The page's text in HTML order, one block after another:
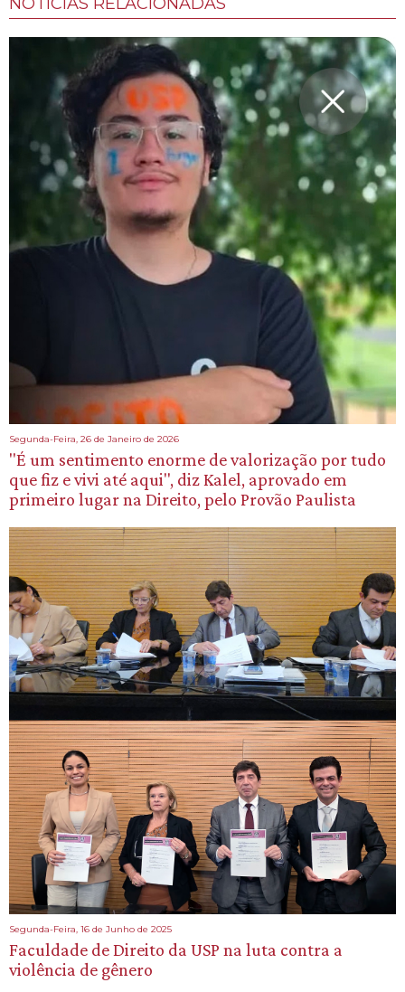
Segunda-Feira, 26 de Janeiro de 2026
"É um sentimento enorme de valorização por tudo
que fiz e vivi até aqui", diz Kalel, aprovado em
primeiro lugar na Direito, pelo Provão Paulista
Segunda-Feira, 16 de Junho de 2025
Faculdade de Direito da USP na luta contra a
violência de gênero